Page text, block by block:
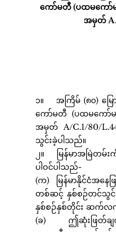
ကော်မတီ (ပထမကော်
အမှတ် A/
၁။	အကြိမ် (၈၀) မြောက် ကုလသမဂ္ဂ အထွေထွေညီလာခံ၊ လက်နက်ဖျက်သိမ်းရေးနှင့် နိုင်ငံတကာ လုံခြုံရေး
ကော်မတီ (ပထမကော်
အမှတ် A/C.1/80/
သွင်းခဲ့ပါသည်။
၂။	မြန်မာအမြဲတမ်းကိုယ်စားလှယ် မှ မိတ်ဆက်တင်သွင်းခဲ့သည့် မိန့်ခွန်းတွင် အောက်ပါအချက်များ အဓိက
ပါဝင်ပါသည်-
(က)	မြန်မာနိုင်ငံအနေဖြင့် ဤဆုံးဖြတ်ချက်အဆိုကို ၁၉၉၅ ခုနှစ်မှ စ၍ အထွေထွေညီလာခံ၊ ပထမကော်မတီမှ
တစ်ဆင့် နှစ်စဉ်တင်သွင်း
နှစ်စဉ်နှစ်တိုင်း ဆက်လ
(ခ)	ဤဆုံးဖြတ်ချက်အဆိုမူကြမ်းတွင် နျူကလီးယားလက်နက်ပိုင်ဆိုင်သော နိုင်ငံအားလုံးအနေဖြင့်